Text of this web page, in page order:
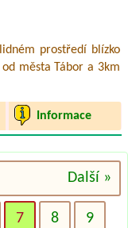
prostředí blízko
města Tábor a 3km
Informace
Další »
7 8 9